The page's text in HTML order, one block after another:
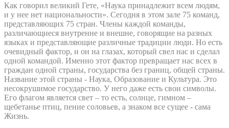
Как говорил великий Гете, «Наука принадлежит всем людям,
и у нее нет национальности». Сегодня в этом зале 75 команд,
представляющих 75 стран. Члены каждой команды,
различающиеся внутренне и внешне, говорящие на разных
языках и представляющие различные традиции люди. Но есть
очевидный фактор, и он на глазах, который свел нас и сделал
одной командой. Именно этот фактор превращает нас всех в
граждан одной страны, государства без границ, общей страны.
Название этой страны - Наука, Образование и Культура. Это
несокрушимое государство. У него даже есть свои символы.
Его флагом является свет – то есть, солнце, гимном –
щебетанье птиц, пение соловьев, а знаком все сущее - сама
Жизнь.